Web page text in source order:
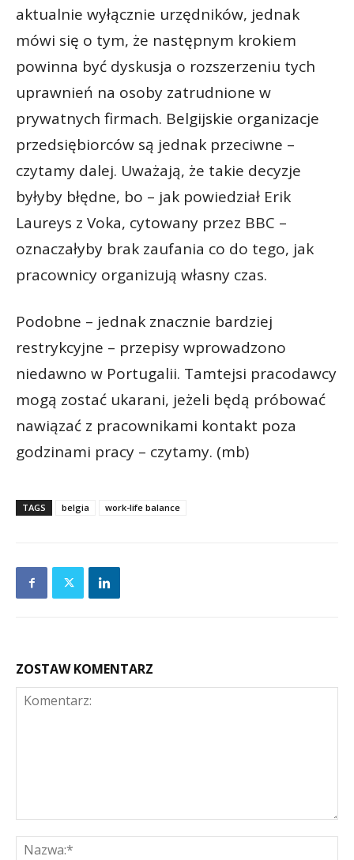
aktualnie wyłącznie urzędników, jednak
mówi się o tym, że następnym krokiem
powinna być dyskusja o rozszerzeniu tych
uprawnień na osoby zatrudnione w
prywatnych firmach. Belgijskie organizacje
przedsiębiorców są jednak przeciwne –
czytamy dalej. Uważają, że takie decyzje
byłyby błędne, bo – jak powiedział Erik
Laureys z Voka, cytowany przez BBC –
oznaczałyby brak zaufania co do tego, jak
pracownicy organizują własny czas.
Podobne – jednak znacznie bardziej
restrykcyjne – przepisy wprowadzono
niedawno w Portugalii. Tamtejsi pracodawcy
mogą zostać ukarani, jeżeli będą próbować
nawiązać z pracownikami kontakt poza
godzinami pracy – czytamy. (mb)
TAGS belgia work-life balance
ZOSTAW KOMENTARZ